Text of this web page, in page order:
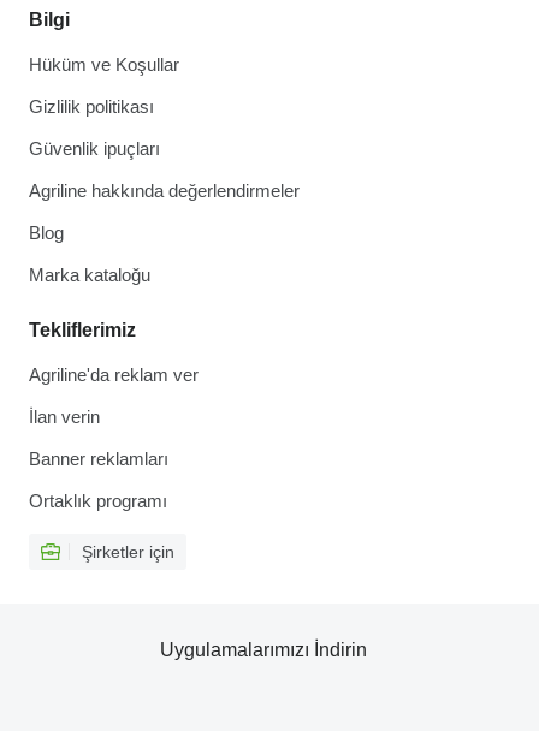
Bilgi
Hüküm ve Koşullar
Gizlilik politikası
Güvenlik ipuçları
Agriline hakkında değerlendirmeler
Blog
Marka kataloğu
Tekliflerimiz
Agriline'da reklam ver
İlan verin
Banner reklamları
Ortaklık programı
Şirketler için
Uygulamalarımızı İndirin